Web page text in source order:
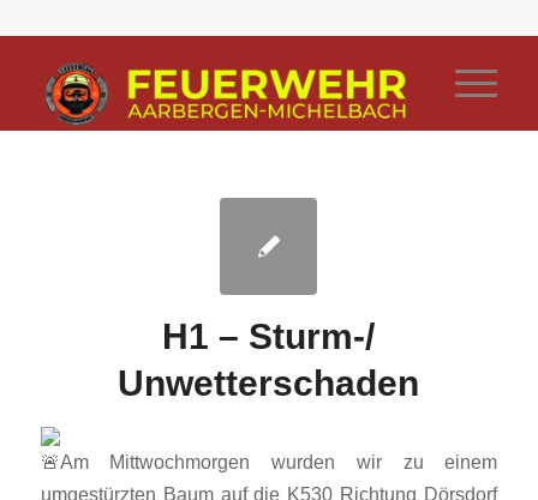
H1 – Sturm-/
Unwetterschaden
Am Mittwochmorgen wurden wir zu einem
umgestürzten Baum auf die K530 Richtung Dörsdorf